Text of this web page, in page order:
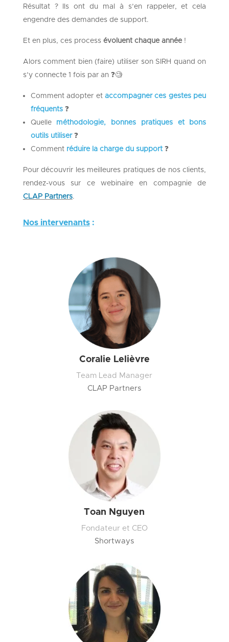
Résultat ? Ils ont du mal à s’en rappeler, et cela
engendre des demandes de support.​
Et en plus, ces process évoluent chaque année!​
Alors comment bien (faire) utiliser son SIRH quand on
s’y connecte 1 fois par an ❓🧐​
Comment adopter et accompagner ces gestes peu
fréquents❓​
Quelle méthodologie, bonnes pratiques et bons
outils utiliser❓​
Comment réduire la charge du support❓​
Pour découvrir les meilleures pratiques de nos clients,
rendez-vous sur cewebinaire en compagnie de
CLAP Partners​.
Nos intervenants:
Coralie Lelièvre
Team Lead Manager
CLAP Partners
Toan Nguyen
Fondateur et CEO
Shortways